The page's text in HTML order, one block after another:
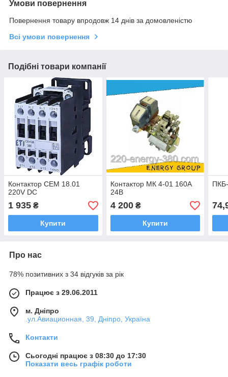
Умови повернення
Повернення товару впродовж 14 днів за домовленістю
Всі умови повернення
Подібні товари компанії
Контактор CEM 18.01
220V DC
1 935 ₴
Купити
Контактор МК 4-01 160А
24В
4 200₴
Купити
Про нас
78% позитивних з 34 відгуків за рік
Працює з 29.06.2011
м. Дніпро
.ул.Авиационная, 39, Дніпро, Україна
Контакти
Сьогодні працює з 08:30 до 17:30
Показати весь графік роботи